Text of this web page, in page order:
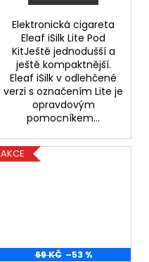
Elektronická cigareta
Eleaf iSilk Lite Pod
KitJeště jednodušší a
ještě kompaktnější.
Eleaf iSilk v odlehčené
verzi s označením Lite je
opravdovým
pomocníkem...
AKCE
69 KČ –53 %